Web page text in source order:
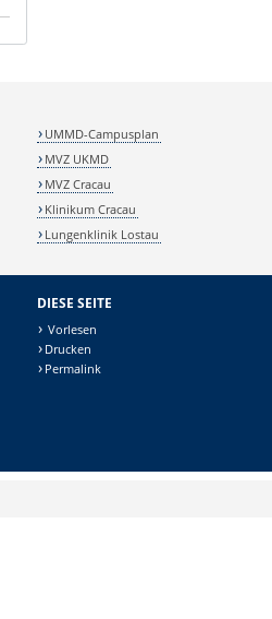
UMMD-Campusplan
MVZ UKMD
MVZ Cracau
Klinikum Cracau
Lungenklinik Lostau
DIESE SEITE
Vorlesen
Drucken
Permalink